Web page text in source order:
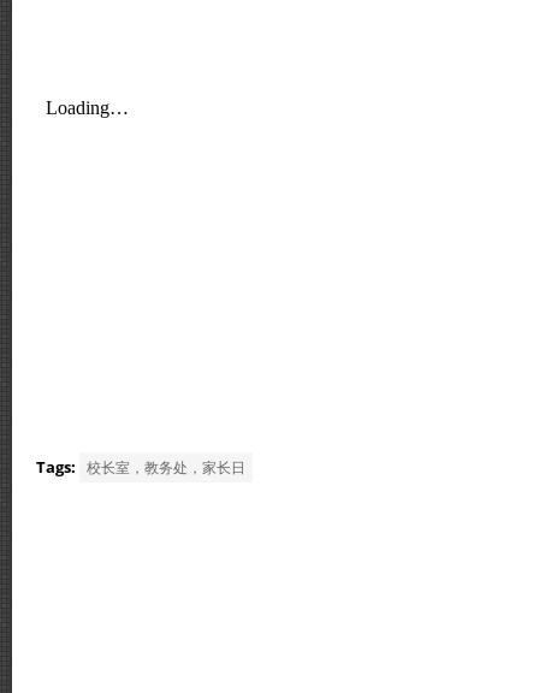
Tags: 校长室，教务处，家长日